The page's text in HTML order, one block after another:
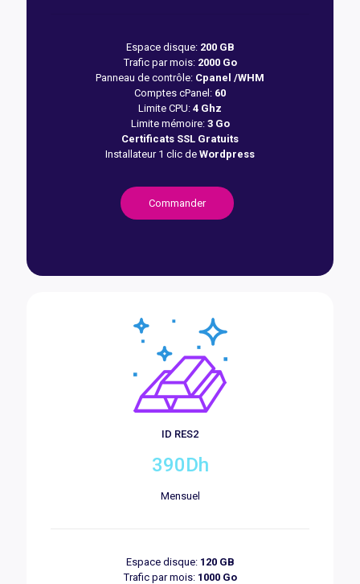
Espace disque: 200 GB
Trafic par mois: 2000 Go
Panneau de contrôle: Cpanel /WHM
Comptes cPanel: 60
Limite CPU: 4 Ghz
Limite mémoire: 3 Go
Certificats SSL Gratuits
Installateur 1 clic de Wordpress
Commander
ID RES2
390Dh
Mensuel
Espace disque: 120 GB
Trafic par mois: 1000 Go